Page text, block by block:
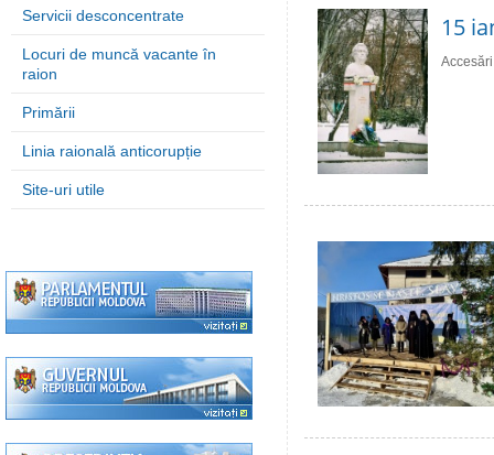
Servicii desconcentrate
Locuri de muncă vacante în
raion
Primării
Linia raională anticorupție
Site-uri utile
15